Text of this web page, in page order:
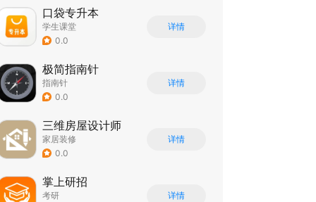
口袋专升本
学生课堂
0.0
详情
极简指南针
指南针
0.0
详情
三维房屋设计师
家居装修
0.0
详情
掌上研招
考研
详情